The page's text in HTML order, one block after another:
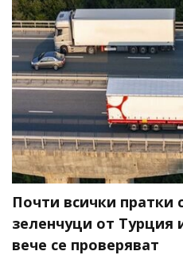
Почти всички пратки
зеленчуци от Турция
вече се проверяват